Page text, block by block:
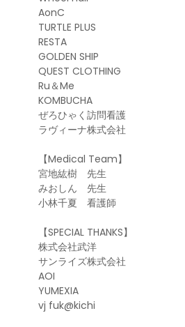
AonC
TURTLE PLUS
RESTA
GOLDEN SHIP
QUEST CLOTHING
Ru＆Me
KOMBUCHA
ぜろひゃく訪問看護
ラヴィーナ株式会社
【Medical Team】
宮地紘樹 先生
みおしん 先生
小林千夏 看護師
【SPECIAL THANKS】
株式会社武洋
サンライズ株式会社
AOI
YUMEXIA
vj fuk@kichi